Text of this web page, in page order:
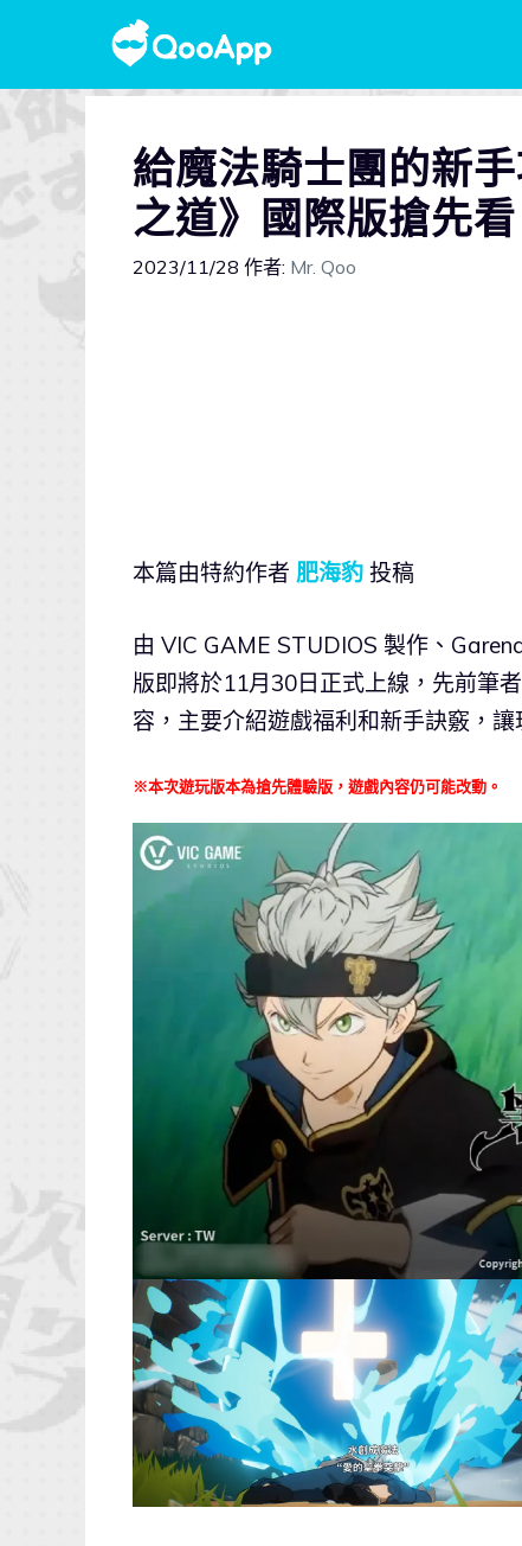
給魔法騎士團的新
之道》國際版搶先看
2023/11/28 作者: Mr. Qoo
本篇由特約作者 肥海豹 投稿
由 VIC GAME STUDIOS 製作、
版即將於11月30日正式上線，先前筆
容，主要介紹遊戲福利和新手訣竅，
※本次遊玩版本為搶先體驗版，遊戲內容仍可能改動。